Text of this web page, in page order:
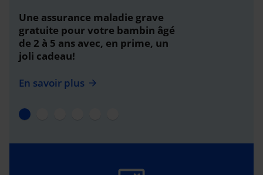
Une assurance maladie grave
gratuite pour votre bambin âgé
de 2 à 5 ans avec, en prime, un
joli cadeau!
En savoir plus